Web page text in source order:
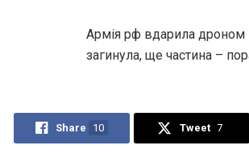
Армія рф вдарила дроном
загинула, ще частина –
Share 10 Tweet 7